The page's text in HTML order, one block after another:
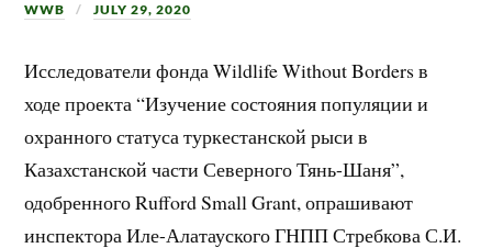
WWB JULY 29, 2020
Исследователи фонда Wildlife Without Borders в
ходе проекта “Изучение состояния популяции и
охранного статуса туркестанской рыси в
Казахстанской части Северного Тянь-Шаня”,
одобренного Rufford Small Grant, опрашивают
инспектора Иле-Алатауского ГНПП Стребкова С.И.